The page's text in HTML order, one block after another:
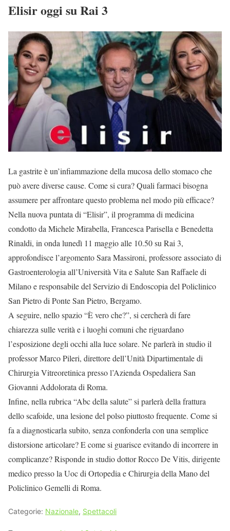
Elisir oggi su Rai 3
La gastrite è un’infiammazione della mucosa dello stomaco che
può avere diverse cause. Come si cura? Quali farmaci bisogna
assumere per affrontare questo problema nel modo più efficace?
Nella nuova puntata di “Elisir”, il programma di medicina
condotto da Michele Mirabella, Francesca Parisella e Benedetta
Rinaldi, in onda lunedì 11 maggio alle 10.50 su Rai 3,
approfondisce l’argomento Sara Massironi, professore associato di
Gastroenterologia all’Università Vita e Salute San Raffaele di
Milano e responsabile del Servizio di Endoscopia del Policlinico
San Pietro di Ponte San Pietro, Bergamo.
A seguire, nello spazio “È vero che?”, si cercherà di fare
chiarezza sulle verità e i luoghi comuni che riguardano
l’esposizione degli occhi alla luce solare. Ne parlerà in studio il
professor Marco Pileri, direttore dell’Unità Dipartimentale di
Chirurgia Vitreoretinica presso l’Azienda Ospedaliera San
Giovanni Addolorata di Roma.
Infine, nella rubrica “Abc della salute” si parlerà della frattura
dello scafoide, una lesione del polso piuttosto frequente. Come si
fa a diagnosticarla subito, senza confonderla con una semplice
distorsione articolare? E come si guarisce evitando di incorrere in
complicanze? Risponde in studio dottor Rocco De Vitis, dirigente
medico presso la Uoc di Ortopedia e Chirurgia della Mano del
Policlinico Gemelli di Roma.
Categorie: Nazionale, Spettacoli